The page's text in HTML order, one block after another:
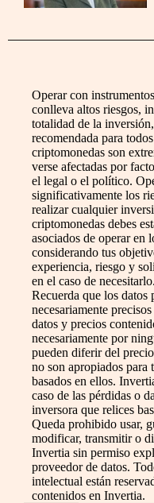
Operar con
conlleva altos riesgos,
totalidad de la
recomendada para
criptomonedas son
verse afectadas por
el legal o el político.
significativamente los
realizar cualquier
criptomonedas debes
asociados de operar en
considerando tus
experiencia, riesgo y
en el caso de necesitarlo.
Recuerda que los
necesariamente
datos y precios
necesariamente por
pueden diferir del
no son apropiados para
basados en ellos.
caso de las pérdidas o
inversora que relices
Queda prohibido usar,
modificar, transmitir o
Invertia sin permiso
proveedor de datos.
intelectual están
contenidos en Invertia.